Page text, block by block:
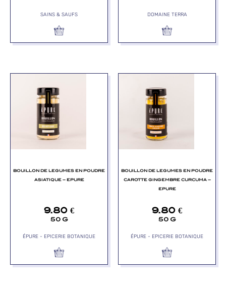
SAINS & SAUFS DOMAINE TERRA
BOUILLON DE LEGUMES EN POUDRE
ASIATIQUE – EPURE
9.80 €
50 G
ÉPURE - EPICERIE BOTANIQUE
BOUILLON DE LEGUMES EN POUDRE
CAROTTE GINGEMBRE CURCUMA –
EPURE
9.80 €
50 G
ÉPURE - EPICERIE BOTANIQUE